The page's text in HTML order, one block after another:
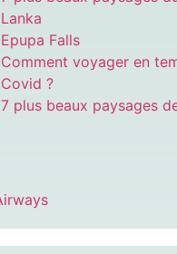
Lanka
Epupa Falls
Comment voyager en
Covid ?
7 plus beaux paysages